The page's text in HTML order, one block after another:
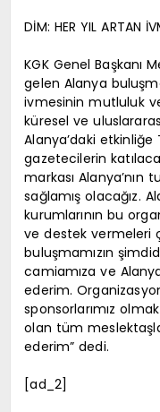
DİM: HER YIL ARTAN
KGK Genel Başkanı
gelen Alanya
ivmesinin mutluluk
küresel ve
Alanya’daki etkinliğe
gazetecilerin
markası Alanya’nın
sağlamış olacağız.
kurumlarının bu
ve destek vermeleri
buluşmamızın
camiamıza ve
ederim.
sponsorlarımız
olan tüm
ederim” dedi.
[ad_2]